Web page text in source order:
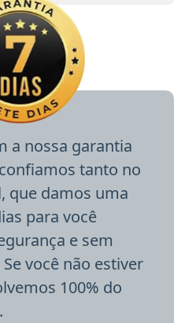
a nossa garantia
tanto no
que damos uma
para você
e sem
você não estiver
100% do